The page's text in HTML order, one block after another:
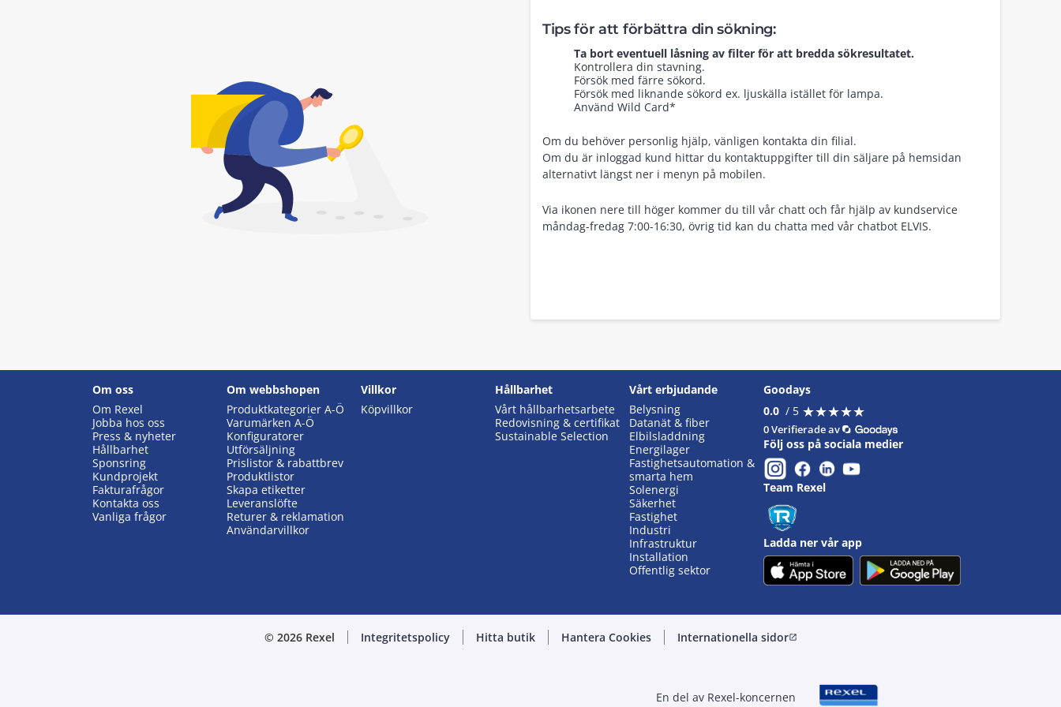
Tips för att förbättra din sökning:
Ta bort eventuell låsning av filter för att bredda sökresultatet.
Kontrollera din stavning.
Försök med färre sökord.
Försök med liknande sökord ex. ljuskälla istället för lampa.
Använd Wild Card*
Om du behöver personlig hjälp, vänligen kontakta din filial.
Om du är inloggad kund hittar du kontaktuppgifter till din säljare på hemsidan
alternativt längst ner i menyn på mobilen.
Via ikonen nere till höger kommer du till vår chatt och får hjälp av kundservice
måndag-fredag 7:00-16:30, övrig tid kan du chatta med vår chatbot ELVIS.
Om oss
Om Rexel
Jobba hos oss
Press & nyheter
Hållbarhet
Sponsring
Kundprojekt
Fakturafrågor
Kontakta oss
Vanliga frågor
Om webbshopen
Produktkategorier A-Ö
Varumärken A-Ö
Konfiguratorer
Utförsäljning
Prislistor & rabattbrev
Produktlistor
Skapa etiketter
Leveranslöfte
Returer & reklamation
Användarvillkor
Villkor
Köpvillkor
Hållbarhet
Vårt hållbarhetsarbete
Redovisning & certifikat
Sustainable Selection
Vårt erbjudande
Belysning
Datanät & fiber
Elbilsladdning
Energilager
Fastighetsautomation &
smarta hem
Solenergi
Säkerhet
Fastighet
Industri
Infrastruktur
Installation
Offentlig sektor
Goodays
0.0 / 5 ★★★★★
★★★★★
0 Verifierade av
Följ oss på sociala medier
Team Rexel
Ladda ner vår app
© 2026 Rexel Integritetspolicy Hitta butik Hantera Cookies Internationella sidoropen_in_new
En del av Rexel-koncernen